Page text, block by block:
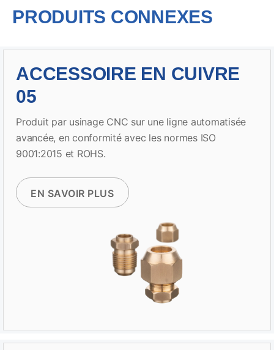
PRODUITS CONNEXES
ACCESSOIRE EN CUIVRE
05
Produit par usinage CNC sur une ligne automatisée
avancée, en conformité avec les normes ISO
9001:2015 et ROHS.
EN SAVOIR PLUS